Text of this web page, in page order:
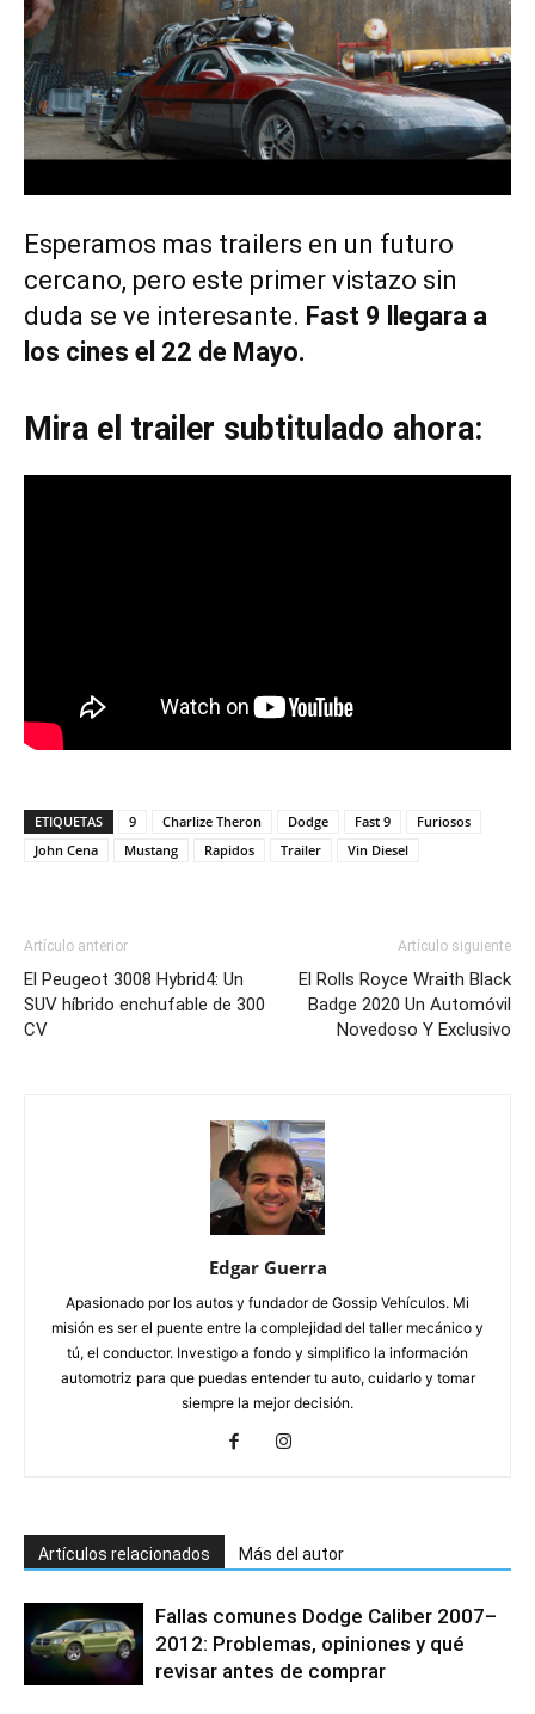
Esperamos mas trailers en un futuro
cercano, pero este primer vistazo sin
duda se ve interesante. Fast 9 llegara a
los cines el 22 de Mayo.
Mira el trailer subtitulado ahora:
ETIQUETAS 9 Charlize Theron Dodge Fast 9
Furiosos
John Cena
Mustang Rapidos Trailer Vin Diesel
Artículo anterior
El Peugeot 3008 Hybrid4: Un
SUV híbrido enchufable de 300
CV
Artículo siguiente
El Rolls Royce Wraith Black
Badge 2020 Un Automóvil
Novedoso Y Exclusivo
Edgar Guerra
Apasionado por los autos y fundador de Gossip Vehículos. Mi
misión es ser el puente entre la complejidad del taller mecánico y
tú, el conductor. Investigo a fondo y simplifico la información
automotriz para que puedas entender tu auto, cuidarlo y tomar
siempre la mejor decisión.
Artículos relacionados Más del autor
Fallas comunes Dodge Caliber 2007–
2012: Problemas, opiniones y qué
revisar antes de comprar